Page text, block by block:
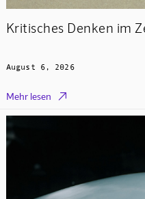
Kritisches Denken im
August 6, 2026
Mehr lesen 